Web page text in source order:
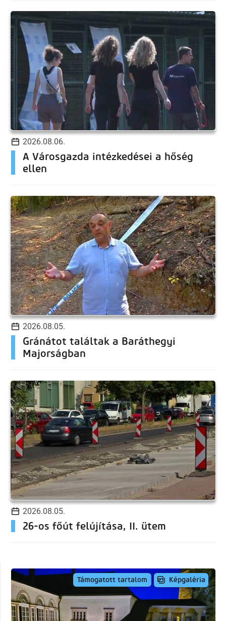
2026.08.06.
A Városgazda intézkedései a hőség
ellen
2026.08.05.
Gránátot találtak a Baráthegyi
Majorságban
2026.08.05.
26-os főút felújítása, II. ütem
Támogatott tartalom Képgaléria